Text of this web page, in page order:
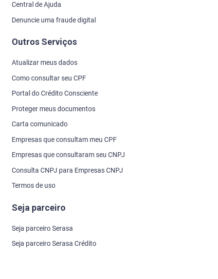
Central de Ajuda
Denuncie uma fraude digital
Outros Serviços
Atualizar meus dados
Como consultar seu CPF
Portal do Crédito Consciente
Proteger meus documentos
Carta comunicado
Empresas que consultam meu CPF
Empresas que consultaram seu CNPJ
Consulta CNPJ para Empresas CNPJ
Termos de uso
Seja parceiro
Seja parceiro Serasa
Seja parceiro Serasa Crédito